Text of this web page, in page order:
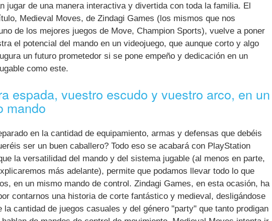
jugar de una manera interactiva y divertida con toda la familia. El
Medieval Moves, de Zindagi Games (los mismos que nos
de los mejores juegos de Move, Champion Sports), vuelve a poner
el potencial del mando en un videojuego, que aunque corto y algo
un futuro prometedor si se pone empeño y dedicación en un
como este.
espada, vuestro escudo y vuestro arco, en un
mando
en la cantidad de equipamiento, armas y defensas que debéis
ser un buen caballero? Todo eso se acabará con PlayStation
la versatilidad del mando y del sistema jugable (al menos en parte,
más adelante), permite que podamos llevar todo lo que
en un mismo mando de control. Zindagi Games, en esta ocasión, ha
contarnos una historia de corte fantástico y medieval, desligándose
la cantidad de juegos casuales y del género "party" que tanto prodigan